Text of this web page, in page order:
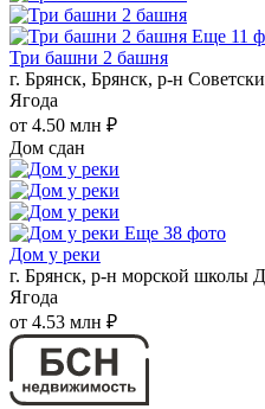
Еще 11
Три башни 2 башня
г. Брянск, Брянск, р-н
Ягода
от 4.50 млн ₽
Дом сдан
Еще 38 фото
Дом у реки
г. Брянск, р-н морской школы
Ягода
от 4.53 млн ₽